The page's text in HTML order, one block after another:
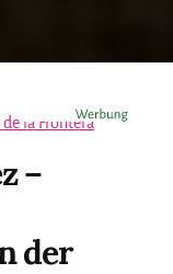
de la Frontera
–
der